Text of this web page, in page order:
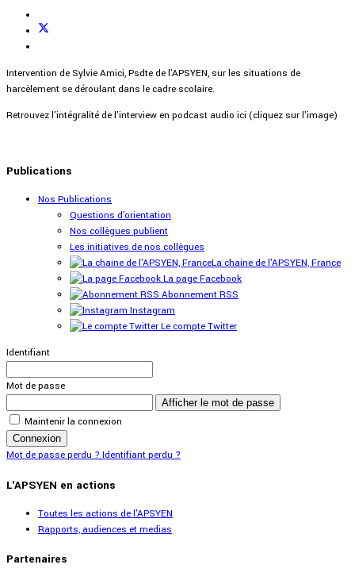
Intervention de Sylvie Amici, Psdte de l'APSYEN, sur les situations de
harcèlement se déroulant dans le cadre scolaire.
Retrouvez l'intégralité de l'interview en podcast audio ici (cliquez sur l'image)
Publications
Nos Publications
Questions d'orientation
Nos collègues publient
Les initiatives de nos collègues
La chaine de l'APSYEN, France
La page Facebook
Abonnement RSS
Instagram
Le compte Twitter
Identifiant
Mot de passe
Afficher le mot de passe
Maintenir la connexion
Connexion
Mot de passe perdu ?Identifiant perdu ?
L'APSYEN en actions
Toutes les actions de l'APSYEN
Rapports, audiences et medias
Partenaires